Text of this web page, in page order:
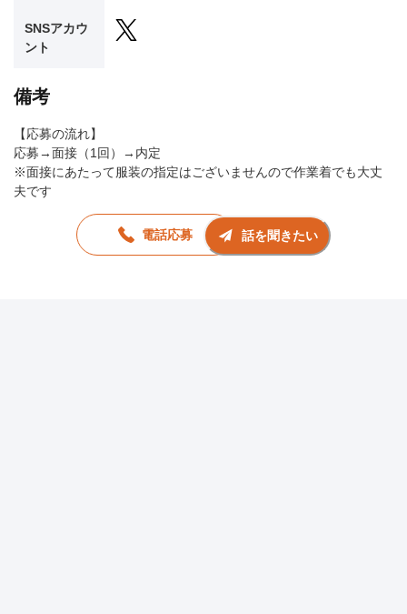
SNSアカウ
ント
備考
【応募の流れ】
応募→面接（1回）→内定
※面接にあたって服装の指定はございませんので作業着でも大丈
夫です
電話応募 話を聞きたい